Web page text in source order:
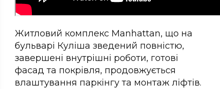
Житловий комплекс Manhattan, що на
бульварі Куліша зведений повністю,
завершені внутрішні роботи, готові
фасад та покрівля, продовжується
влаштування паркінгу та монтаж ліфтів.